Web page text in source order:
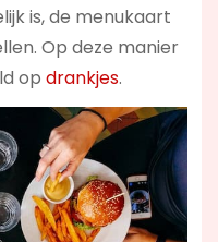
is, de menukaart
Op deze manier
op drankjes.